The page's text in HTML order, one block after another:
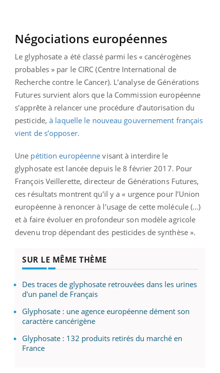
Négociations européennes
Le glyphosate a été classé parmi les « cancérogènes
probables » par le CIRC (Centre International de
Recherche contre le Cancer). L’analyse de Générations
Futures survient alors que la Commission européenne
s’apprête à relancer une procédure d’autorisation du
pesticide,à laquelle le nouveau gouvernement français
vient de s’opposer.
Une pétition européenne visant à interdire le
glyphosate est lancée depuis le 8 février 2017. Pour
François Veillerette, directeur de Générations Futures,
ces résultats montrent qu’il y a « urgence pour l’Union
européenne à renoncer à l’usage de cette molécule (…)
et à faire évoluer en profondeur son modèle agricole
devenu trop dépendant des pesticides de synthèse ».
SUR LE MÊME THÈME
Des traces de glyphosate retrouvées dans les urines
d'un panel de Français
Glyphosate : une agence européenne dément son
caractère cancérigène
Glyphosate : 132 produits retirés du marché en
France